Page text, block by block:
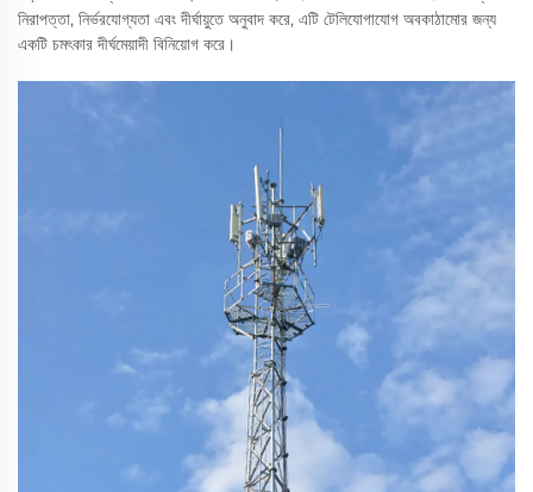
নিরাপত্তা, নির্ভরযোগ্যতা এবং দীর্ঘায়ুতে অনুবাদ করে, এটি টেলিযোগাযোগ অবকাঠামোর জন্য
একটি চমৎকার দীর্ঘমেয়াদী বিনিয়োগ করে।